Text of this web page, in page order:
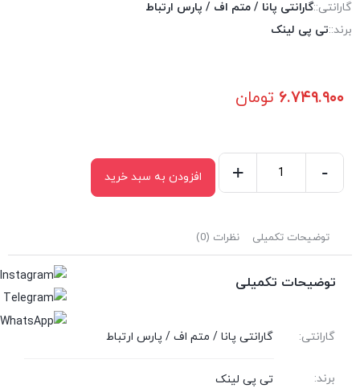
گارانتی::گارانتی پانا / متم اف / پارس ارتباط
برند::تی پی لینک
۶.۷۴۹.۹۰۰ تومان
-
+ افزودن به سبد خرید
توضیحات تکمیلی نظرات (0)
توضیحات تکمیلی
گارانتی: گارانتی پانا / متم اف / پارس ارتباط
برند: تی پی لینک